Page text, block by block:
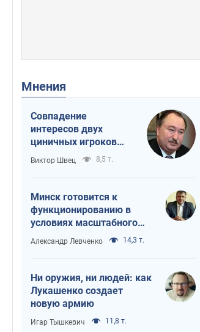
Мнения
Совпадение
интересов двух
циничных игроков
или тайный план
Трампа и Путина?
Виктор Швец 8,5 т.
Минск готовится к
функционированию в
условиях масштабного
военного кризиса
Александр Левченко 14,3 т.
Ни оружия, ни людей: как
Лукашенко создает
новую армию
Игар Тышкевич 11,8 т.